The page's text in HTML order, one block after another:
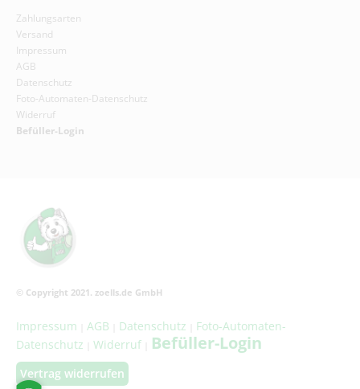
Zahlungsarten
Versand
Impressum
AGB
Datenschutz
Foto-Automaten-Datenschutz
Widerruf
Befüller-Login
© Copyright 2021. zoells.de GmbH
Impressum AGB Datenschutz
Foto-Automaten-
Datenschutz
Widerruf Befüller-Login
Vertrag widerrufen